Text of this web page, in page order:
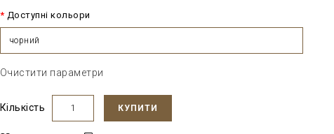
Доступні кольори
чорний
Очистити параметри
Кількість КУПИТИ